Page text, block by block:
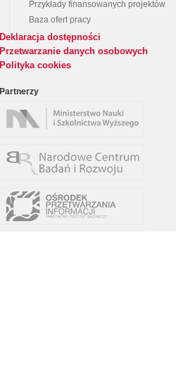
Przykłady finansowanych projektów
Baza ofert pracy
Deklaracja dostępności
Przetwarzanie danych osobowych
Polityka cookies
Partnerzy